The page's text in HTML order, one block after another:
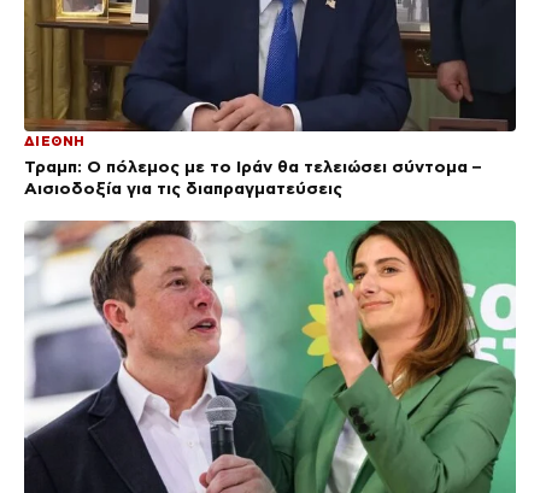
ΔΙΕΘΝΗ
Τραμπ: Ο πόλεμος με το Ιράν θα τελειώσει σύντομα –
Αισιοδοξία για τις διαπραγματεύσεις